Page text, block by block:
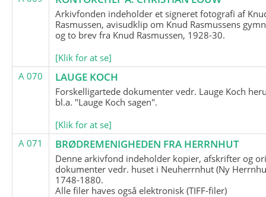
Arkivfonden indeholder et signeret fotografi af
Rasmussen, avisudklip om Knud Rasmussens
og to brev fra Knud Rasmussen, 1928-30.
[Klik for at se]
A 070
LAUGE KOCH
Forskelligartede dokumenter vedr. Lauge Koch
bl.a. "Lauge Koch sagen".
[Klik for at se]
A 071
BRØDREMENIGHEDEN FRA HERRNHUT
Denne arkivfond indeholder kopier, afskrifter og
dokumenter vedr. huset i Neuherrnhut (Ny
1748-1880.
Alle filer haves også elektronisk (TIFF-filer)